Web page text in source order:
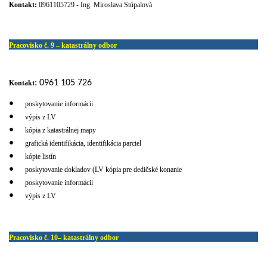
Kontakt: 0961105729 - Ing. Miroslava Stúpalová
Pracovisko č. 9 – katastrálny odbor
Kontakt: 0961 105 726
• poskytovanie informácii
• výpis z LV
• kópia z katastrálnej mapy
• grafická identifikácia, identifikácia parciel
• kópie listín
• poskytovanie dokladov (LV kópia pre dedičské konanie
• poskytovanie informácii
• výpis z LV
Pracovisko č. 10– katastrálny odbor